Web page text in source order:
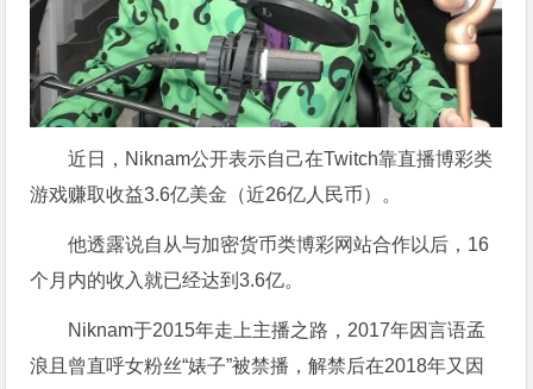
近日，Niknam公开表示自己在Twitch靠直播博彩类
游戏赚取收益3.6亿美金（近26亿人民币）。
他透露说自从与加密货币类博彩网站合作以后，16
个月内的收入就已经达到3.6亿。
Niknam于2015年走上主播之路，2017年因言语孟
浪且曾直呼女粉丝“婊子”被禁播，解禁后在2018年又因